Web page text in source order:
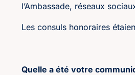
l’Ambassade, réseaux
Les consuls honoraires
Quelle a été votre